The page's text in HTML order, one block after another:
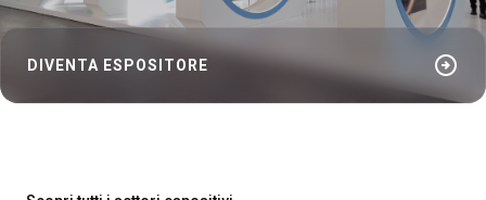
DIVENTA ESPOSITORE arrow_circle_right